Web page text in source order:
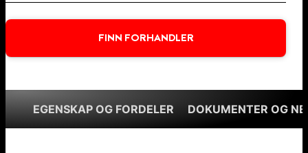
FINN FORHANDLER
EGENSKAP OG FORDELER DOKUMENTER OG